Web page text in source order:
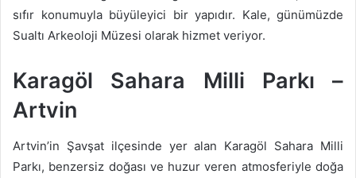
sıfır konumuyla büyüleyici bir yapıdır. Kale, günümüzde
Sualtı Arkeoloji Müzesi olarak hizmet veriyor.
Karagöl Sahara Milli Parkı –
Artvin
Artvin’in Şavşat ilçesinde yer alan Karagöl Sahara Milli
Parkı, benzersiz doğası ve huzur veren atmosferiyle doğa